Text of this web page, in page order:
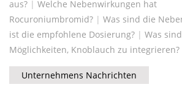
aus? | Welche Nebenwirkungen hat
Rocuroniumbromid? | Was sind die
ist die empfohlene Dosierung? | Was
Möglichkeiten, Knoblauch zu integrieren?
Unternehmens Nachrichten